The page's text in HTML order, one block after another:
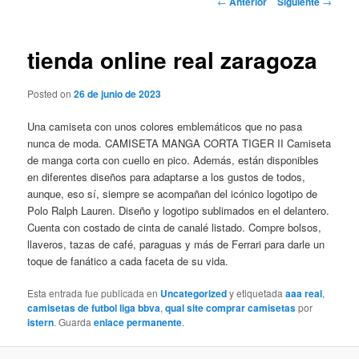
tienda online real zaragoza
Posted on26 de junio de 2023
Una camiseta con unos colores emblemáticos que no pasa
nunca de moda. CAMISETA MANGA CORTA TIGER II Camiseta
de manga corta con cuello en pico. Además, están disponibles
en diferentes diseños para adaptarse a los gustos de todos,
aunque, eso sí, siempre se acompañan del icónico logotipo de
Polo Ralph Lauren. Diseño y logotipo sublimados en el delantero.
Cuenta con costado de cinta de canalé listado. Compre bolsos,
llaveros, tazas de café, paraguas y más de Ferrari para darle un
toque de fanático a cada faceta de su vida.
Esta entrada fue publicada en Uncategorizedy etiquetadaaaa real,
camisetas de futbol liga bbva,qual site comprar camisetaspor
istern. Guardaenlace permanente.